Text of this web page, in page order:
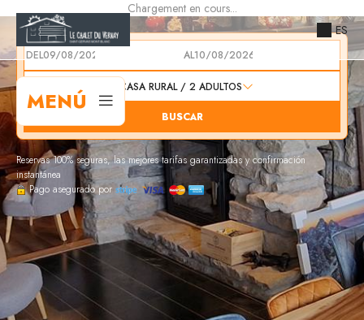
Chargement en cours...
ES
MENÚ
DEL AL
CASA RURAL / 2 ADULTOS
BUSCAR
Reservas 100% seguras, las mejores tarifas garantizadas y confirmación
instantánea
Pago asegurado por